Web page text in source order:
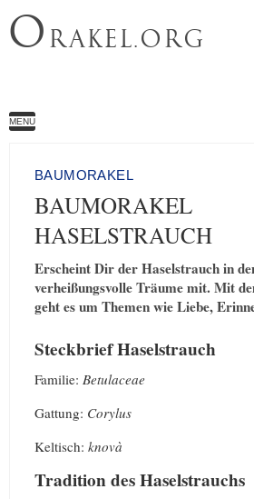
ORAKEL.ORG
MENU
BAUMORAKEL
BAUMORAKEL
HASELSTRAUCH
Erscheint Dir der Haselstrauch in
verheißungsvolle Träume mit. Mit
geht es um Themen wie Liebe,
Steckbrief Haselstrauch
Familie: Betulaceae
Gattung: Corylus
Keltisch: knovà
Tradition des Haselstrauchs